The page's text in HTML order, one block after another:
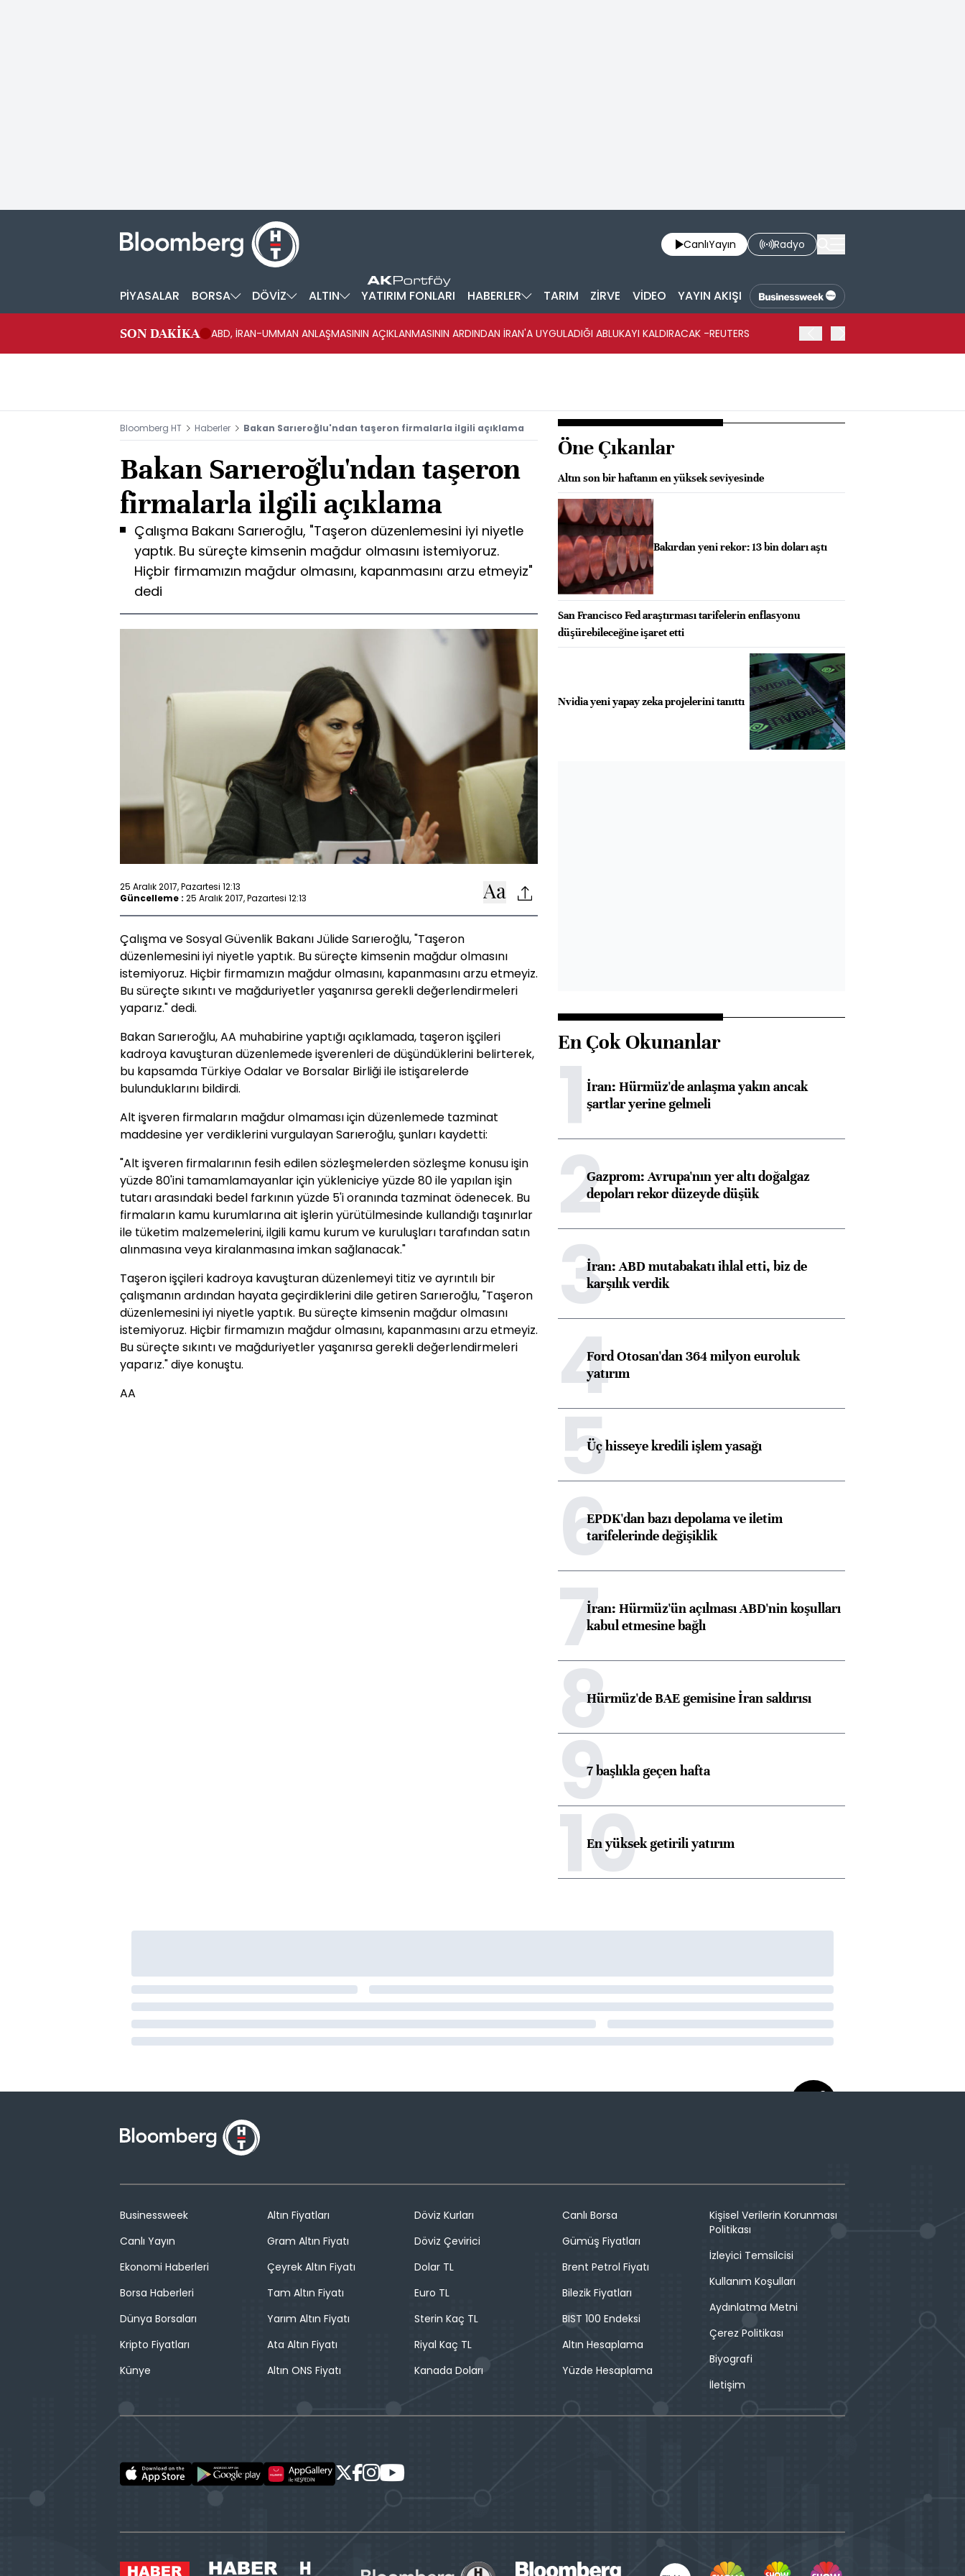
CanlıYayın Radyo
PİYASALAR BORSA DÖVİZ ALTIN YATIRIM FONLARI HABERLER TARIM ZİRVE VİDEO YAYIN AKIŞI
SON DAKİKA ABD, İRAN-UMMAN ANLAŞMASININ AÇIKLANMASININ ARDINDAN İRAN'A UYGULADIĞI ABLUKAYI KALDIRACAK -REUTERS
Bloomberg HT Haberler Bakan Sarıeroğlu'ndan taşeron firmalarla ilgili açıklama
Bakan Sarıeroğlu'ndan taşeron
firmalarla ilgili açıklama
Çalışma Bakanı Sarıeroğlu, "Taşeron düzenlemesini iyi niyetle
yaptık. Bu süreçte kimsenin mağdur olmasını istemiyoruz.
Hiçbir firmamızın mağdur olmasını, kapanmasını arzu etmeyiz"
dedi
25 Aralık 2017, Pazartesi 12:13
Güncelleme : 25 Aralık 2017, Pazartesi 12:13
Çalışma ve Sosyal Güvenlik Bakanı Jülide Sarıeroğlu, "Taşeron
düzenlemesini iyi niyetle yaptık. Bu süreçte kimsenin mağdur olmasını
istemiyoruz. Hiçbir firmamızın mağdur olmasını, kapanmasını arzu etmeyiz.
Bu süreçte sıkıntı ve mağduriyetler yaşanırsa gerekli değerlendirmeleri
yaparız." dedi.
Bakan Sarıeroğlu, AA muhabirine yaptığı açıklamada, taşeron işçileri
kadroya kavuşturan düzenlemede işverenleri de düşündüklerini belirterek,
bu kapsamda Türkiye Odalar ve Borsalar Birliği ile istişarelerde
bulunduklarını bildirdi.
Alt işveren firmaların mağdur olmaması için düzenlemede tazminat
maddesine yer verdiklerini vurgulayan Sarıeroğlu, şunları kaydetti:
"Alt işveren firmalarının fesih edilen sözleşmelerden sözleşme konusu işin
yüzde 80'ini tamamlamayanlar için yükleniciye yüzde 80 ile yapılan işin
tutarı arasındaki bedel farkının yüzde 5'i oranında tazminat ödenecek. Bu
firmaların kamu kurumlarına ait işlerin yürütülmesinde kullandığı taşınırlar
ile tüketim malzemelerini, ilgili kamu kurum ve kuruluşları tarafından satın
alınmasına veya kiralanmasına imkan sağlanacak."
Taşeron işçileri kadroya kavuşturan düzenlemeyi titiz ve ayrıntılı bir
çalışmanın ardından hayata geçirdiklerini dile getiren Sarıeroğlu, "Taşeron
düzenlemesini iyi niyetle yaptık. Bu süreçte kimsenin mağdur olmasını
istemiyoruz. Hiçbir firmamızın mağdur olmasını, kapanmasını arzu etmeyiz.
Bu süreçte sıkıntı ve mağduriyetler yaşanırsa gerekli değerlendirmeleri
yaparız." diye konuştu.
AA
Öne Çıkanlar
Altın son bir haftanın en yüksek seviyesinde
Bakırdan yeni rekor: 13 bin doları aştı
San Francisco Fed araştırması tarifelerin enflasyonu
düşürebileceğine işaret etti
Nvidia yeni yapay zeka projelerini tanıttı
En Çok Okunanlar
1İran: Hürmüz'de anlaşma yakın ancak
şartlar yerine gelmeli
2Gazprom: Avrupa'nın yer altı doğalgaz
depoları rekor düzeyde düşük
3İran: ABD mutabakatı ihlal etti, biz de
karşılık verdik
4Ford Otosan'dan 364 milyon euroluk
yatırım
5Üç hisseye kredili işlem yasağı
6EPDK'dan bazı depolama ve iletim
tarifelerinde değişiklik
7İran: Hürmüz'ün açılması ABD'nin koşulları
kabul etmesine bağlı
8Hürmüz'de BAE gemisine İran saldırısı
97 başlıkla geçen hafta
10
En yüksek getirili yatırım
Businessweek
Canlı Yayın
Ekonomi Haberleri
Borsa Haberleri
Dünya Borsaları
Kripto Fiyatları
Künye
Altın Fiyatları
Gram Altın Fiyatı
Çeyrek Altın Fiyatı
Tam Altın Fiyatı
Yarım Altın Fiyatı
Ata Altın Fiyatı
Altın ONS Fiyatı
Döviz Kurları
Döviz Çevirici
Dolar TL
Euro TL
Sterin Kaç TL
Riyal Kaç TL
Kanada Doları
Canlı Borsa
Gümüş Fiyatları
Brent Petrol Fiyatı
Bilezik Fiyatları
BIST 100 Endeksi
Altın Hesaplama
Yüzde Hesaplama
Kişisel Verilerin Korunması
Politikası
İzleyici Temsilcisi
Kullanım Koşulları
Aydınlatma Metni
Çerez Politikası
Biyografi
İletişim